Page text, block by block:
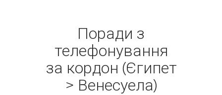
Поради з
телефонування
за кордон (Єгипет
> Венесуела)